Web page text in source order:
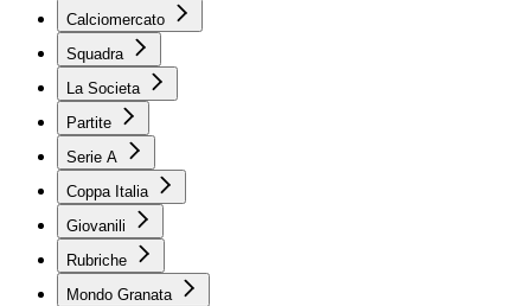
Calciomercato
Squadra
La Societa
Partite
Serie A
Coppa Italia
Giovanili
Rubriche
Mondo Granata